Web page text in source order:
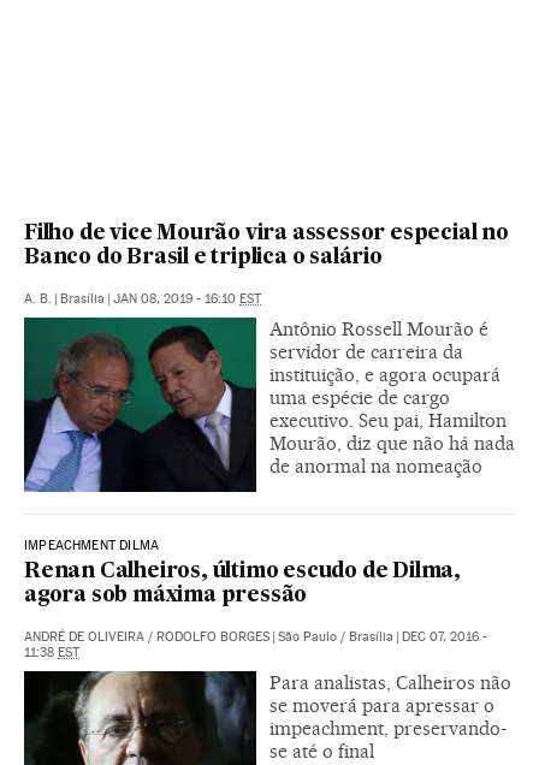
Filho de vice Mourão vira assessor especial no
Banco do Brasil e triplica o salário
A. B. Brasília JAN 08, 2019 - 16:10 EST
Antônio Rossell Mourão é
servidor de carreira da
instituição, e agora ocupará
uma espécie de cargo
executivo. Seu pai, Hamilton
Mourão, diz que não há nada
de anormal na nomeação
IMPEACHMENT DILMA
Renan Calheiros, último escudo de Dilma,
agora sob máxima pressão
ANDRÉ DE OLIVEIRA / RODOLFO BORGES São Paulo / Brasília
DEC 07, 2016 -
11:38 EST
Para analistas, Calheiros não
se moverá para apressar o
impeachment, preservando-
se até o final